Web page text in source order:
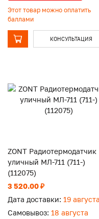
Этот товар можно оплатить
баллами
КОНСУЛЬТАЦИЯ
ZONT Радиотермодатчик
уличный МЛ-711 (711-)
(112075)
3 520.00 ₽
Дата доставки: 19 августа
Самовывоз: 18 августа